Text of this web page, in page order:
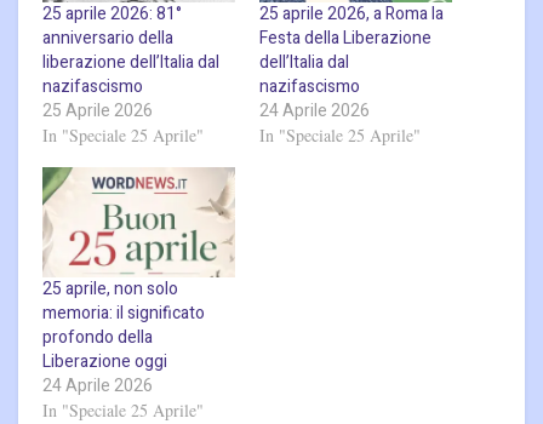
25 aprile 2026: 81°
anniversario della
liberazione dell’Italia dal
nazifascismo
25 Aprile 2026
In "Speciale 25 Aprile"
25 aprile 2026, a Roma la
Festa della Liberazione
dell’Italia dal
nazifascismo
24 Aprile 2026
In "Speciale 25 Aprile"
25 aprile, non solo
memoria: il significato
profondo della
Liberazione oggi
24 Aprile 2026
In "Speciale 25 Aprile"